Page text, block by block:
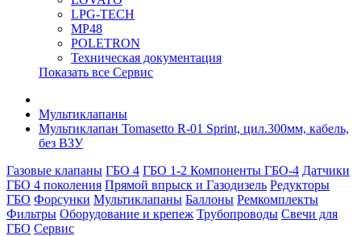
LPG-TECH
MP48
POLETRON
Техническая документация
Показать все Сервис
Мультиклапаны
Мультиклапан Tomasetto R-01 Sprint, цил.300мм, кабель,
без ВЗУ
Газовые клапаны ГБО 4 ГБО 1-2 Компоненты ГБО-4 Датчики
ГБО 4 поколения Прямой впрыск и Газодизель Редукторы
ГБО Форсунки Мультиклапаны Баллоны Ремкомплекты
Фильтры Оборудование и крепеж Трубопроводы Свечи для
ГБО Сервис